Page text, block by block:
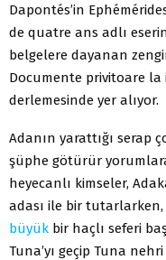
Dapontés’in
de quatre ans adlı
belgelere dayanan
Documente privitoare
derlemesinde yer alıyor.
Adanın yarattığı serap
şüphe götürür
heyecanlı kimseler,
adası ile bir tutarlarken,
büyük bir haçlı seferi
Tuna’yı geçip Tuna